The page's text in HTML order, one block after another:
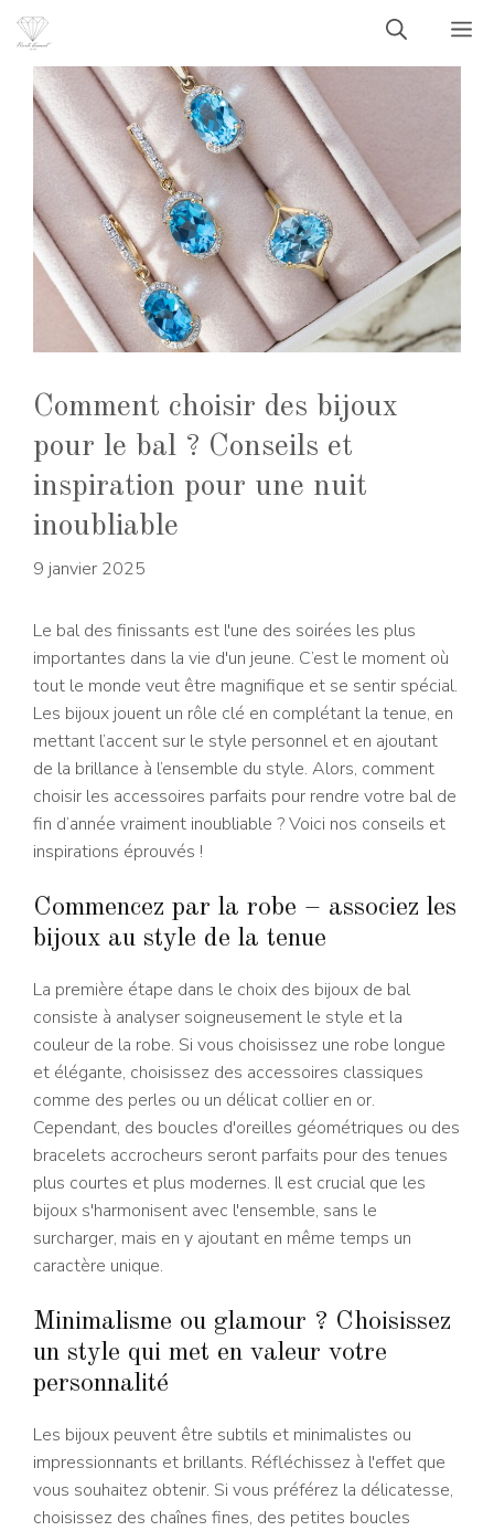
Aller
contenu
Comment choisir des bijoux
pour le bal ? Conseils et
inspiration pour une nuit
inoubliable
9 janvier 2025
Le bal des finissants est l'une des soirées les plus
importantes dans la vie d'un jeune. C’est le moment où
tout le monde veut être magnifique et se sentir spécial.
Les bijoux jouent un rôle clé en complétant la tenue, en
mettant l’accent sur le style personnel et en ajoutant
de la brillance à l’ensemble du style. Alors, comment
choisir les accessoires parfaits pour rendre votre bal de
fin d’année vraiment inoubliable ? Voici nos conseils et
inspirations éprouvés !
Commencez par la robe – associez les
bijoux au style de la tenue
La première étape dans le choix des bijoux de bal
consiste à analyser soigneusement le style et la
couleur de la robe. Si vous choisissez une robe longue
et élégante, choisissez des accessoires classiques
comme des perles ou un délicat collier en or.
Cependant, des boucles d'oreilles géométriques ou des
bracelets accrocheurs seront parfaits pour des tenues
plus courtes et plus modernes. Il est crucial que les
bijoux s'harmonisent avec l'ensemble, sans le
surcharger, mais en y ajoutant en même temps un
caractère unique.
Minimalisme ou glamour ? Choisissez
un style qui met en valeur votre
personnalité
Les bijoux peuvent être subtils et minimalistes ou
impressionnants et brillants. Réfléchissez à l'effet que
vous souhaitez obtenir. Si vous préférez la délicatesse,
choisissez des chaînes fines, des petites boucles